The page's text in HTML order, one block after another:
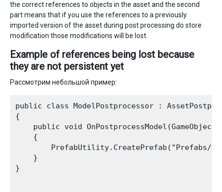
the correct references to objects in the asset and the second
part means that if you use the references to a previously
imported version of the asset during post processing do store
modification those modifications will be lost.
Example of references being lost because
they are not persistent yet
Рассмотрим небольшой пример:
public class ModelPostprocessor :
{
public void OnPostprocessModel(GameObject
    {
PrefabUtility.CreatePrefab("Prefabs/"
    }
}